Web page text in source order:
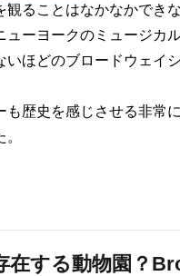
ることはなかなかでき
ーヨークのミュージカ
ほどのブロードウェイ
も歴史を感じさせる非常
在する動物園？